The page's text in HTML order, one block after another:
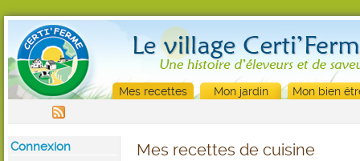
Mes recettes Mon jardin Mon bien
Connexion Mes recettes de cuisine